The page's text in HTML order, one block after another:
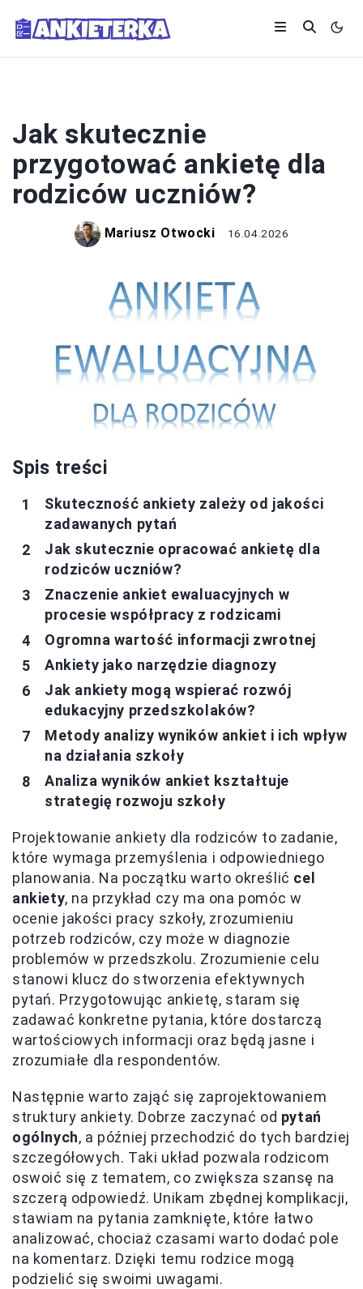
Jak skutecznie
przygotować ankietę dla
rodziców uczniów?
Mariusz Otwocki 16.04.2026
Spis treści
Skuteczność ankiety zależy od jakości
zadawanych pytań
Jak skutecznie opracować ankietę dla
rodziców uczniów?
Znaczenie ankiet ewaluacyjnych w
procesie współpracy z rodzicami
Ogromna wartość informacji zwrotnej
Ankiety jako narzędzie diagnozy
Jak ankiety mogą wspierać rozwój
edukacyjny przedszkolaków?
Metody analizy wyników ankiet i ich wpływ
na działania szkoły
Analiza wyników ankiet kształtuje
strategię rozwoju szkoły
Projektowanie ankiety dla rodziców to zadanie,
które wymaga przemyślenia i odpowiedniego
planowania. Na początku warto określić cel
ankiety, na przykład czy ma ona pomóc w
ocenie jakości pracy szkoły, zrozumieniu
potrzeb rodziców, czy może w diagnozie
problemów w przedszkolu. Zrozumienie celu
stanowi klucz do stworzenia efektywnych
pytań. Przygotowując ankietę, staram się
zadawać konkretne pytania, które dostarczą
wartościowych informacji oraz będą jasne i
zrozumiałe dla respondentów.
Następnie warto zająć się zaprojektowaniem
struktury ankiety. Dobrze zaczynać od pytań
ogólnych, a później przechodzić do tych bardziej
szczegółowych. Taki układ pozwala rodzicom
oswoić się z tematem, co zwiększa szansę na
szczerą odpowiedź. Unikam zbędnej komplikacji,
stawiam na pytania zamknięte, które łatwo
analizować, chociaż czasami warto dodać pole
na komentarz. Dzięki temu rodzice mogą
podzielić się swoimi uwagami.